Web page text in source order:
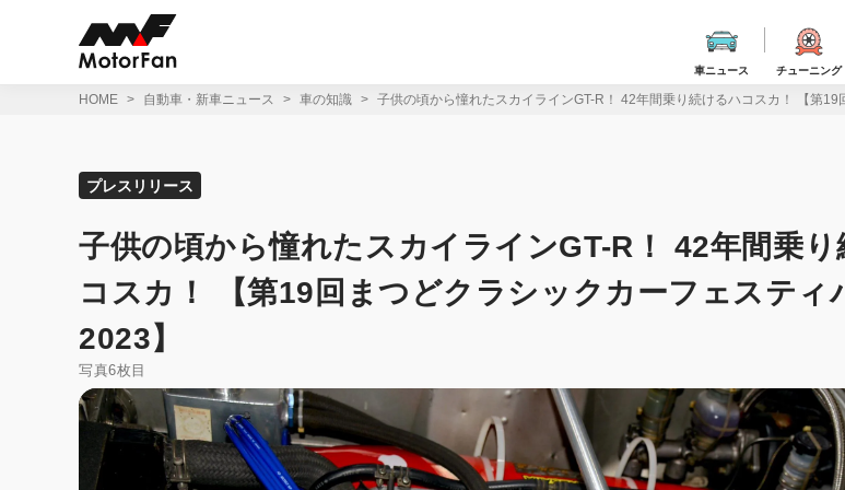
車ニュース チューニング
HOME 自動車・新車ニュース 車の知識 子供の頃から憧れたスカイラインGT-R！ 42年間乗り続けるハコスカ！ 【第19
プレスリリース
子供の頃から憧れたスカイラインGT-R！ 42年間乗り
コスカ！ 【第19回まつどクラシックカーフェスティ
2023】
写真6枚目